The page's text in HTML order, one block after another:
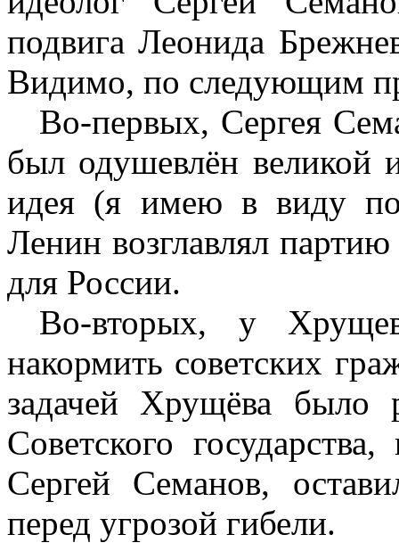
подвига Леонида
Видимо, по следующим
Во-первых, Сергея
был одушевлён великой
идея (я имею в виду
Ленин возглавлял
для России.
Во-вторых, у
накормить советских
задачей Хрущёва было
Советского
Сергей Семанов,
перед угрозой гибели.